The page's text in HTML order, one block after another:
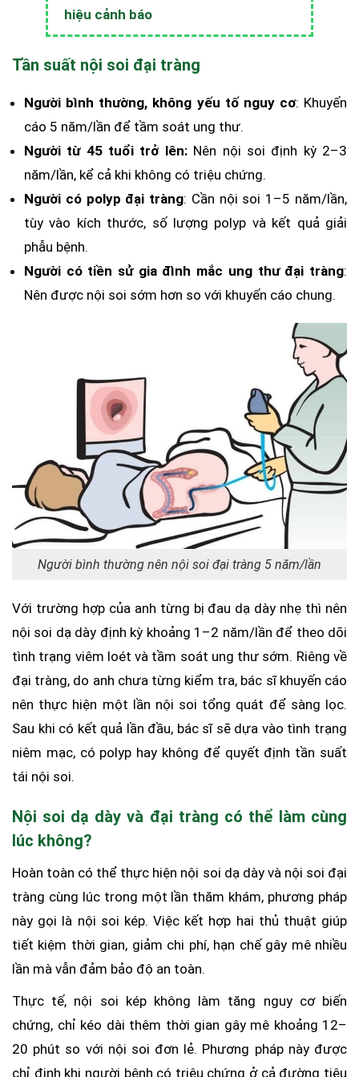
hiệu cảnh báo
Tần suất nội soi đại tràng
Người bình thường, không yếu tố nguy cơ: Khuyến
cáo 5 năm/lần để tầm soát ung thư.
Người từ 45 tuổi trở lên:Nên nội soi định kỳ 2–3
năm/lần, kể cả khi không có triệu chứng.
Người có polyp đại tràng: Cần nội soi 1–5 năm/lần,
tùy vào kích thước, số lượng polyp và kết quả giải
phẫu bệnh.
Người có tiền sử gia đình mắc ung thư đại tràng:
Nên được nội soi sớm hơn so với khuyến cáo chung.
Người bình thường nên nội soi đại tràng 5 năm/lần
Với trường hợp của anh từng bị đau dạ dày nhẹ thì nên
nội soi dạ dày định kỳ khoảng 1–2 năm/lần để theo dõi
tình trạng viêm loét và tầm soát ung thư sớm. Riêng về
đại tràng, do anh chưa từng kiểm tra, bác sĩ khuyến cáo
nên thực hiện một lần nội soi tổng quát để sàng lọc.
Sau khi có kết quả lần đầu, bác sĩ sẽ dựa vào tình trạng
niêm mạc, có polyp hay không để quyết định tần suất
tái nội soi.
Nội soi dạ dày và đại tràng có thể làm cùng
lúc không?
Hoàn toàn có thể thực hiện nội soi dạ dày và nội soi đại
tràng cùng lúc trong một lần thăm khám, phương pháp
này gọi là nội soi kép. Việc kết hợp hai thủ thuật giúp
tiết kiệm thời gian, giảm chi phí, hạn chế gây mê nhiều
lần mà vẫn đảm bảo độ an toàn.
Thực tế, nội soi kép không làm tăng nguy cơ biến
chứng, chỉ kéo dài thêm thời gian gây mê khoảng 12–
20 phút so với nội soi đơn lẻ. Phương pháp này được
chỉ định khi người bệnh có triệu chứng ở cả đường tiêu